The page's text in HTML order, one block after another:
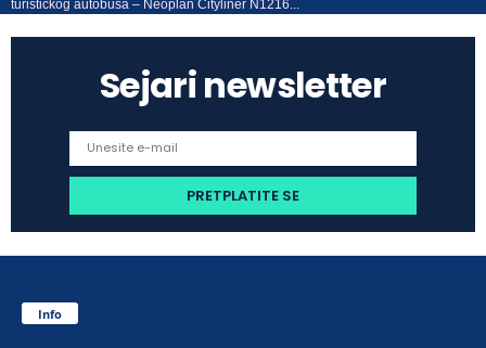
turističkog autobusa – Neoplan Cityliner N1216...
Sejari newsletter
Info